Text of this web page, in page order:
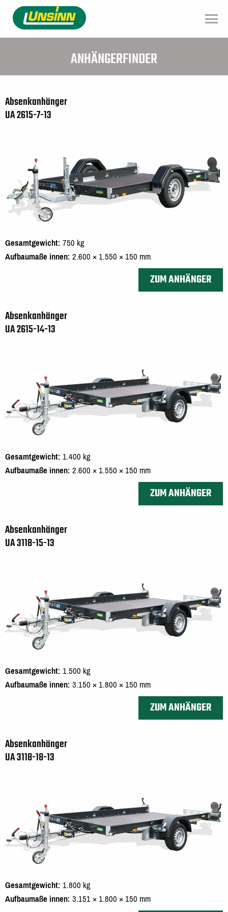
Direkt
zum
Inhalt
ANHÄNGERFINDER
Absenkanhänger
UA 2615-7-13
Gesamtgewicht 750 kg
Aufbaumaße innen 2.600 × 1.550 × 150 mm
ZUM ANHÄNGER
Absenkanhänger
UA 2615-14-13
Gesamtgewicht 1.400 kg
Aufbaumaße innen 2.600 × 1.550 × 150 mm
ZUM ANHÄNGER
Absenkanhänger
UA 3118-15-13
Gesamtgewicht 1.500 kg
Aufbaumaße innen 3.150 × 1.800 × 150 mm
ZUM ANHÄNGER
Absenkanhänger
UA 3118-18-13
Gesamtgewicht 1.800 kg
Aufbaumaße innen 3.151 × 1.800 × 150 mm